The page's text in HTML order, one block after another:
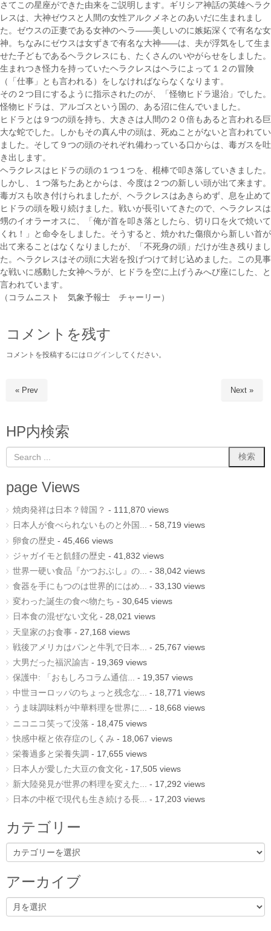
さてこの星座ができた由来をご説明します。ギリシア神話の英雄ヘラク
レスは、大神ゼウスと人間の女性アルクメネとのあいだに生まれまし
た。ゼウスの正妻である女神のヘラ――美しいのに嫉妬深くで有名な女
神。ちなみにゼウスは女ずきで有名な大神――は、夫が浮気をして生ま
せた子どもであるヘラクレスにも、たくさんのいやがらせをしました。
生まれつき怪力を持っていたヘラクレスはヘラによって１２の冒険
（「仕事」とも言われる）をしなければならなくなります。
その２つ目にするように指示されたのが、「怪物ヒドラ退治」でした。
怪物ヒドラは、アルゴスという国の、ある沼に住んでいました。
ヒドラとは９つの頭を持ち、大きさは人間の２０倍もあると言われる巨
大な蛇でした。しかもその真ん中の頭は、死ぬことがないと言われてい
ました。そして９つの頭のそれぞれ備わっている口からは、毒ガスを吐
き出します。
ヘラクレスはヒドラの頭の１つ１つを、棍棒で叩き落していきました。
しかし、１つ落ちたあとからは、今度は２つの新しい頭が出て来ます。
毒ガスも吹き付けられましたが、ヘラクレスはあきらめず、息を止めて
ヒドラの頭を殴り続けました。戦いが長引いてきたので、ヘラクレスは
甥のイオラーオスに、「俺が首を叩き落としたら、切り口を火で焼いて
くれ！」と命令をしました。そうすると、焼かれた傷痕から新しい首が
出て来ることはなくなりましたが、「不死身の頭」だけが生き残りまし
た。ヘラクレスはその頭に大岩を投げつけて封じ込めました。この見事
な戦いに感動した女神ヘラが、ヒドラを空に上げうみへび座にした、と
言われています。
（コラムニスト 気象予報士 チャーリー）
コメントを残す
コメントを投稿するには ログイン してください。
« Prev Next »
HP内検索
page Views
焼肉発祥は日本？韓国？ - 111,870 views
日本人が食べられないものと外国... - 58,719 views
卵食の歴史 - 45,466 views
ジャガイモと飢饉の歴史 - 41,832 views
世界一硬い食品『かつおぶし』の...
- 38,042 views
食器を手にもつのは世界的にはめ... - 33,130 views
変わった誕生の食べ物たち - 30,645 views
日本食の混ぜない文化 - 28,021 views
天皇家のお食事 - 27,168 views
戦後アメリカはパンと牛乳で日本...
- 25,767 views
大男だった福沢諭吉 - 19,369 views
保護中: 「おもしろコラム通信... - 19,357 views
中世ヨーロッパのちょっと残念な... - 18,771 views
うま味調味料が中華料理を世界に... - 18,668 views
ニコニコ笑って没落 - 18,475 views
快感中枢と依存症のしくみ - 18,067 views
栄養過多と栄養失調 - 17,655 views
日本人が愛した大豆の食文化 - 17,505 views
新大陸発見が世界の料理を変えた... - 17,292 views
日本の中枢で現代も生き続ける長... - 17,203 views
カテゴリー
カ
テ
リ
ー
アーカイブ
ア
ー